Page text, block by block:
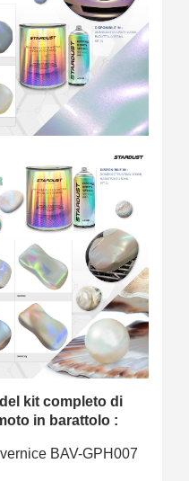
kit completo di
in barattolo :
BAV-GPH007